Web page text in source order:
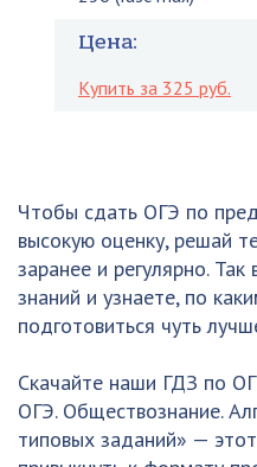
Цена:
Купить за 325 руб.
Чтобы сдать ОГЭ по
высокую оценку, решай
заранее и регулярно.
знаний и узнаете, по
подготовиться чуть
Скачайте наши ГДЗ по
ОГЭ. Обществознание.
типовых заданий» —